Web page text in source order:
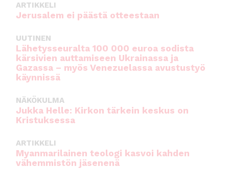
ARTIKKELI
Jerusalem ei päästä otteestaan
UUTINEN
Lähetysseuralta 100 000 euroa sodista
kärsivien auttamiseen Ukrainassa ja
Gazassa – myös Venezuelassa avustustyö
käynnissä
NÄKÖKULMA
Jukka Helle: Kirkon tärkein keskus on
Kristuksessa
ARTIKKELI
Myanmarilainen teologi kasvoi kahden
vähemmistön jäsenenä